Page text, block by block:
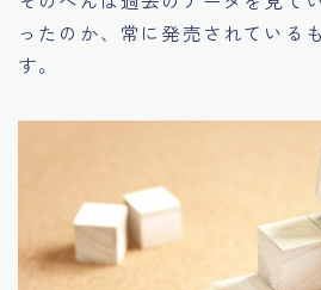
ったのか、常に発売されている
す。